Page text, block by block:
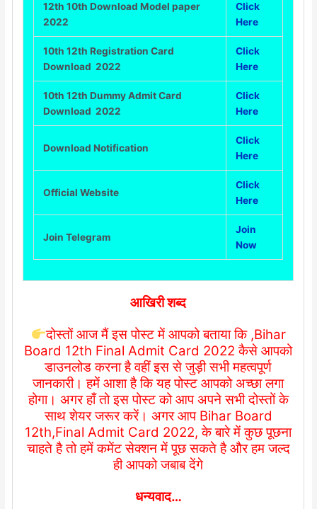
12th 10th Download Model paper
2022
Click
Here
10th 12th Registration Card
Download 2022
Click
Here
10th 12th Dummy Admit Card
Download 2022
Click
Here
Download Notification
Click
Here
Official Website
Click
Here
Join Telegram
Join
Now
आखिरी शब्द
दोस्तों आज मैं इस पोस्ट में आपको बताया कि ,Bihar
Board 12th Final Admit Card 2022 कैसे आपको
डाउनलोड करना है वहीं इस से जुड़ी सभी महत्वपूर्ण
जानकारी। हमें आशा है कि यह पोस्ट आपको अच्छा लगा
होगा। अगर हाँ तो इस पोस्ट को आप अपने सभी दोस्तों के
साथ शेयर जरूर करें। अगर आप Bihar Board
12th,Final Admit Card 2022, के बारे में कुछ पूछना
चाहते है तो हमें कमेंट सेक्शन में पूछ सकते है और हम जल्द
ही आपको जबाब देंगे
धन्यवाद…